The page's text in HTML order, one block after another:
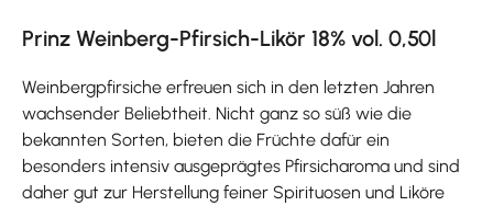
Prinz Weinberg-Pfirsich-Likör 18% vol. 0,50l
Weinbergpfirsiche erfreuen sich in den letzten Jahren
wachsender Beliebtheit. Nicht ganz so süß wie die
bekannten Sorten, bieten die Früchte dafür ein
besonders intensiv ausgeprägtes Pfirsicharoma und sind
daher gut zur Herstellung feiner Spirituosen und Liköre